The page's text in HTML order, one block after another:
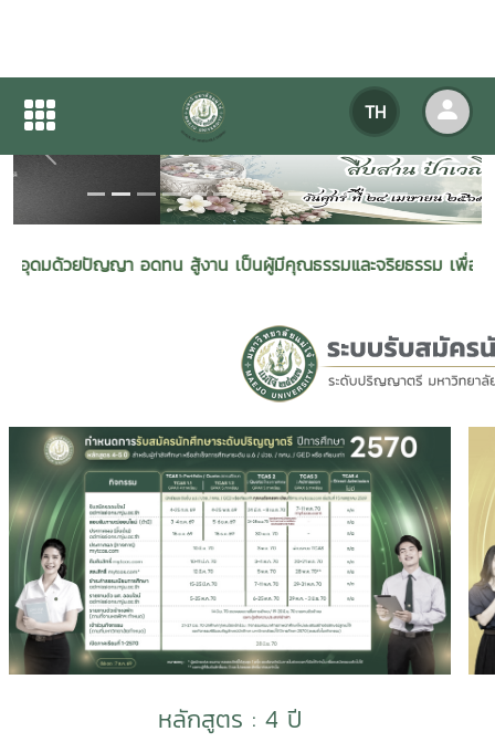
TH
Previous
Next
น สู้งาน เป็นผู้มีคุณธรรมและจริยธรรม เพื่อพัฒนาพลังงานและร
หลักสูตร : 4 ปี